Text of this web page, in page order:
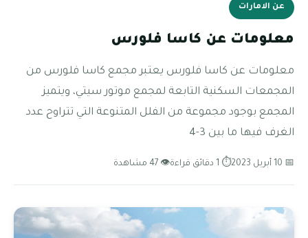
عن الامارات
معلومات عن كاسا فلورس
معلومات عن كاسا فلورس يعتبر مجمع كاسا فلورس من
المجمعات السكنية التابعة لمجمع موتور سيتي، ويتميز
المجمع بوجود مجموعة من الفلل المتنوعة التي تتراوح عدد
الغرف فيها ما بين 3-4
📅 10 أبريل 2023 ⏱ 1 دقائق قراءة 👁 47 مشاهدة